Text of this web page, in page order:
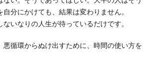
分にかけても、結果は変わりません。
いなりの人生が待っているだけです。
悪循環からぬけ出すために、時間の使い方を